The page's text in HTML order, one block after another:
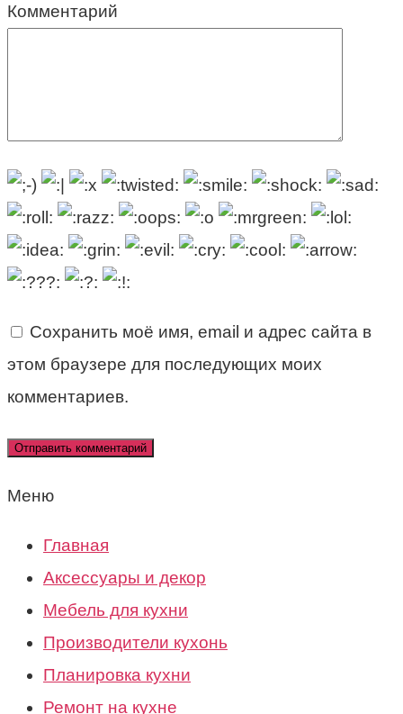
Комментарий
Сохранить моё имя, email и адрес сайта в
этом браузере для последующих моих
комментариев.
Меню
Главная
Аксессуары и декор
Мебель для кухни
Производители кухонь
Планировка кухни
Ремонт на кухне